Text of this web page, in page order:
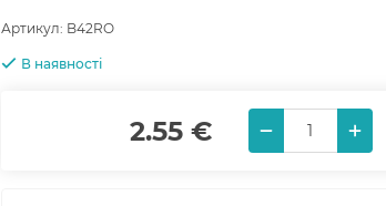
Артикул: B42RO
В наявності
2.55 €